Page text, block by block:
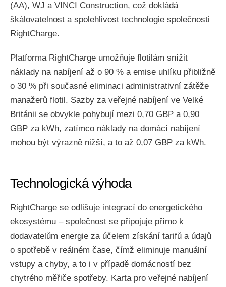
(AA), WJ a VINCI Construction, což dokládá
škálovatelnost a spolehlivost technologie společnosti
RightCharge.
Platforma RightCharge umožňuje flotilám snížit
náklady na nabíjení až o 90 % a emise uhlíku přibližně
o 30 % při současné eliminaci administrativní zátěže
manažerů flotil. Sazby za veřejné nabíjení ve Velké
Británii se obvykle pohybují mezi 0,70 GBP a 0,90
GBP za kWh, zatímco náklady na domácí nabíjení
mohou být výrazně nižší, a to až 0,07 GBP za kWh.
Technologická výhoda
RightCharge se odlišuje integrací do energetického
ekosystému – společnost se připojuje přímo k
dodavatelům energie za účelem získání tarifů a údajů
o spotřebě v reálném čase, čímž eliminuje manuální
vstupy a chyby, a to i v případě domácností bez
chytrého měřiče spotřeby. Karta pro veřejné nabíjení